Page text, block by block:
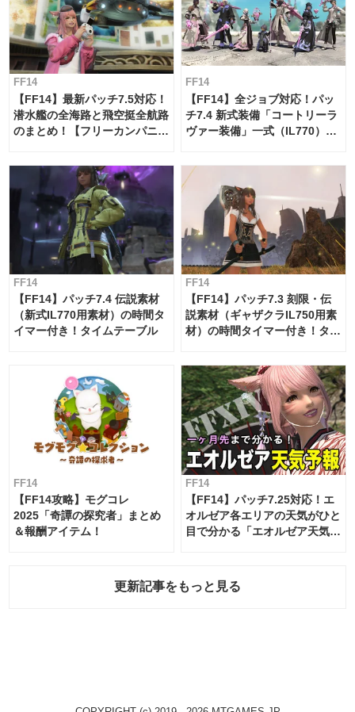
FF14
【FF14】最新パッチ7.5対応！
潜水艦の全海路と飛空挺全航路
のまとめ！【フリーカンパニ
FF14
【FF14】全ジョブ対応！パッ
チ7.4 新式装備「コートリーラ
ヴァー装備」一式（IL770）の
FF14
【FF14】パッチ7.4 伝説素材
（新式IL770用素材）の時間タ
イマー付き！タイムテーブル
FF14
【FF14】パッチ7.3 刻限・伝
説素材（ギャザクラIL750用素
材）の時間タイマー付き！タイ
FF14
【FF14攻略】モグコレ
2025「奇譚の探究者」まとめ
＆報酬アイテム！
FF14
【FF14】パッチ7.25対応！エ
オルゼア各エリアの天気がひと
目で分かる「エオルゼア天気予
更新記事をもっと見る